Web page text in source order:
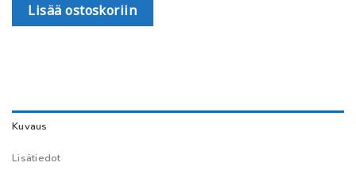
Lisää ostoskoriin
Kuvaus
Lisätiedot